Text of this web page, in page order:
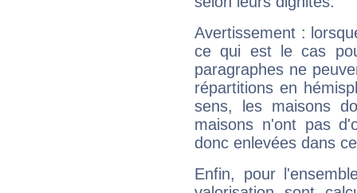
Avertissement :
ce qui est le cas
paragraphes ne
répartitions en
sens, les maisons
maisons n'ont pas
donc enlevées dans
Enfin, pour